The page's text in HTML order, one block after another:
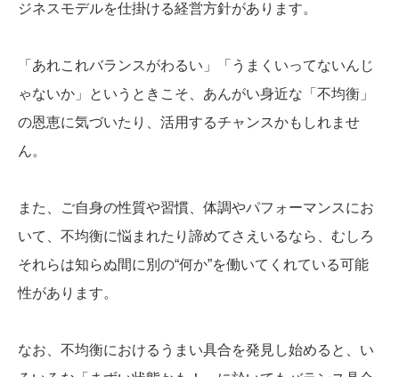
ジネスモデルを仕掛ける経営方針があります。
「あれこれバランスがわるい」「うまくいってないんじ
ゃないか」というときこそ、あんがい身近な「不均衡」
の恩恵に気づいたり、活用するチャンスかもしれませ
ん。
また、ご自身の性質や習慣、体調やパフォーマンスにお
いて、不均衡に悩まれたり諦めてさえいるなら、むしろ
それらは知らぬ間に別の“何か”を働いてくれている可能
性があります。
なお、不均衡におけるうまい具合を発見し始めると、い